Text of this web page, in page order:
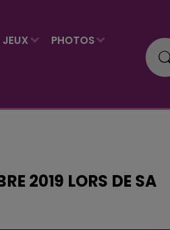
JEUX PHOTOS
2019 LORS DE SA